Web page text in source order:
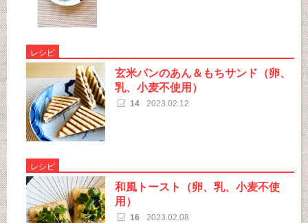
レシピ
玄米パンのあん＆もちサンド（卵、
乳、小麦不使用）
14 2023.02.12
レシピ
和風トースト（卵、乳、小麦不使
用）
16 2023.02.08